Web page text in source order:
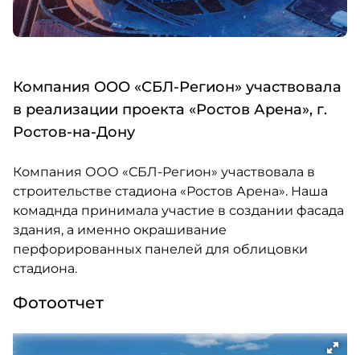
Компания ООО «СБЛ-Регион» участвовала
в реализации проекта «Ростов Арена», г.
Ростов-на-Дону
Компания ООО «СБЛ-Регион» участвовала в
строительстве стадиона «Ростов Арена». Наша
комаднда принимала участие в создании фасада
здания, а именно окрашивание
перфорированных панелей для облицовки
стадиона.
Фотоотчет